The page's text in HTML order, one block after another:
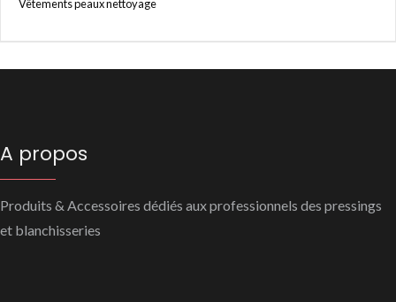
Vêtements peaux nettoyage
A propos
Produits & Accessoires dédiés aux professionnels des pressings
et blanchisseries